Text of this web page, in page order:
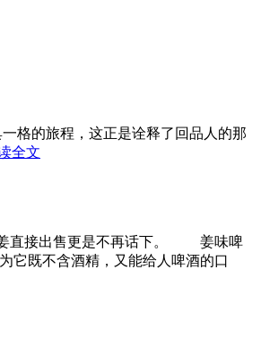
的旅程，这正是诠释了回品人的那
全文
姜直接出售更是不再话下。 姜味啤
既不含酒精，又能给人啤酒的口